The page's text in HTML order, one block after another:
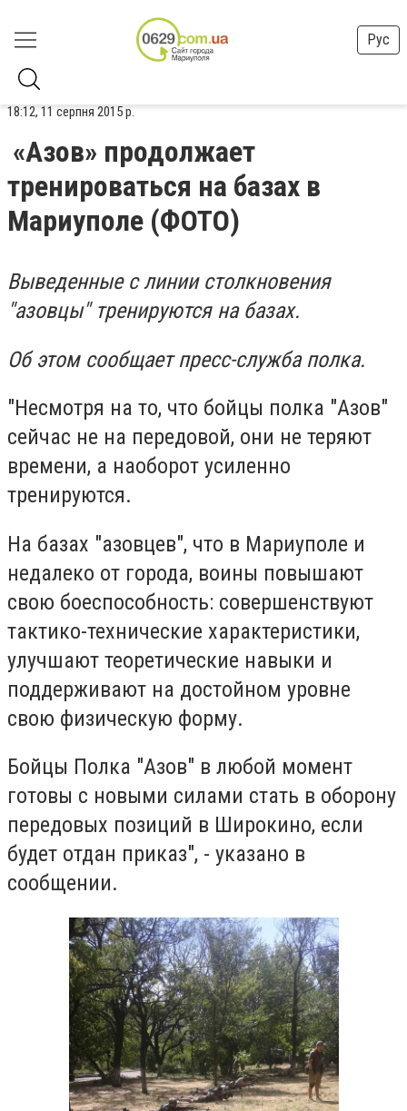
Рус
18:12, 11 серпня 2015 р.
«Азов» продолжает
тренироваться на базах в
Мариуполе (ФОТО)
Выведенные с линии столкновения
"азовцы" тренируются на базах.
Об этом сообщает пресс-служба полка.
"Несмотря на то, что бойцы полка "Азов"
сейчас не на передовой, они не теряют
времени, а наоборот усиленно
тренируются.
На базах "азовцев", что в Мариуполе и
недалеко от города, воины повышают
свою боеспособность: совершенствуют
тактико-технические характеристики,
улучшают теоретические навыки и
поддерживают на достойном уровне
свою физическую форму.
Бойцы Полка "Азов" в любой момент
готовы с новыми силами стать в оборону
передовых позиций в Широкино, если
будет отдан приказ", - указано в
сообщении.